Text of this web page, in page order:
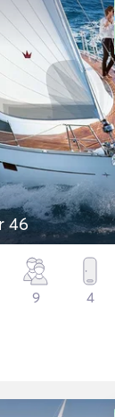
46
9 4